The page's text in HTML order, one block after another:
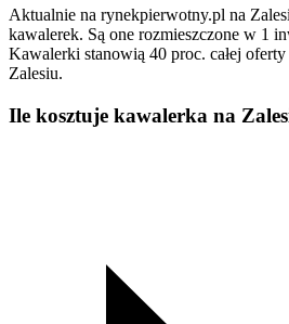
Aktualnie na rynekpierwotny.pl na
kawalerek. Są one rozmieszczone w 1
Kawalerki stanowią 40 proc. całej
Zalesiu.
Ile kosztuje kawalerka na